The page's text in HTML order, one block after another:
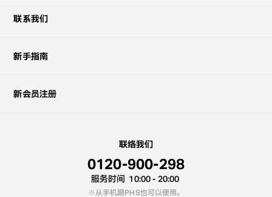
联系我们
新手指南
新会员注册
联络我们
0120-900-298
服务时间 10:00 - 20:00
从手机跟PHS也可以使用。